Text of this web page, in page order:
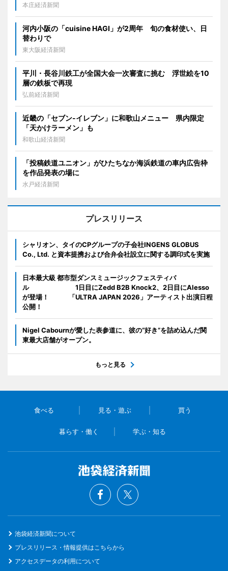
本庄経済新聞
河内小阪の「cuisine HAGI」が2周年 旬の食材使い、日
替わりで
東大阪経済新聞
平川・長谷川鉄工が全国大会一次審査に挑む 浮世絵を10
層の鉄板で再現
弘前経済新聞
近畿の「セブン-イレブン」に和歌山メニュー 県内限定
「天かけラーメン」も
和歌山経済新聞
「投稿鉄道ユニオン」がひたちなか海浜鉄道の車内広告枠
を作品発表の場に
水戸経済新聞
プレスリリース
シャリオン、タイのCPグループの子会社INGENS GLOBUS
Co., Ltd. と資本提携および合弁会社設立に関する調印式を実施
日本最大級 都市型ダンスミュージックフェスティバ
ル 1日目にZedd B2B Knock2、2日目にAlesso
が登場！ 「ULTRA JAPAN 2026」アーティスト出演日程
公開！
Nigel Cabournが愛した表参道に、彼の“好き”を詰め込んだ関
東最大店舗がオープン。
もっと見る
食べる 見る・遊ぶ 買う
暮らす・働く 学ぶ・知る
池袋経済新聞について
プレスリリース・情報提供はこちらから
アクセスデータの利用について